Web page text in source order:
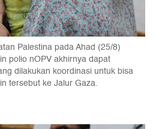
Palestina pada Ahad (25/8)
polio nOPV akhirnya dapat
dilakukan koordinasi untuk bisa
tersebut ke Jalur Gaza.